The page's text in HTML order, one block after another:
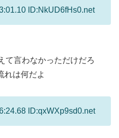
ID:NkUD6fHs0.net
て言わなかっただけだろ
れは何だよ
ID:qxWXp9sd0.net